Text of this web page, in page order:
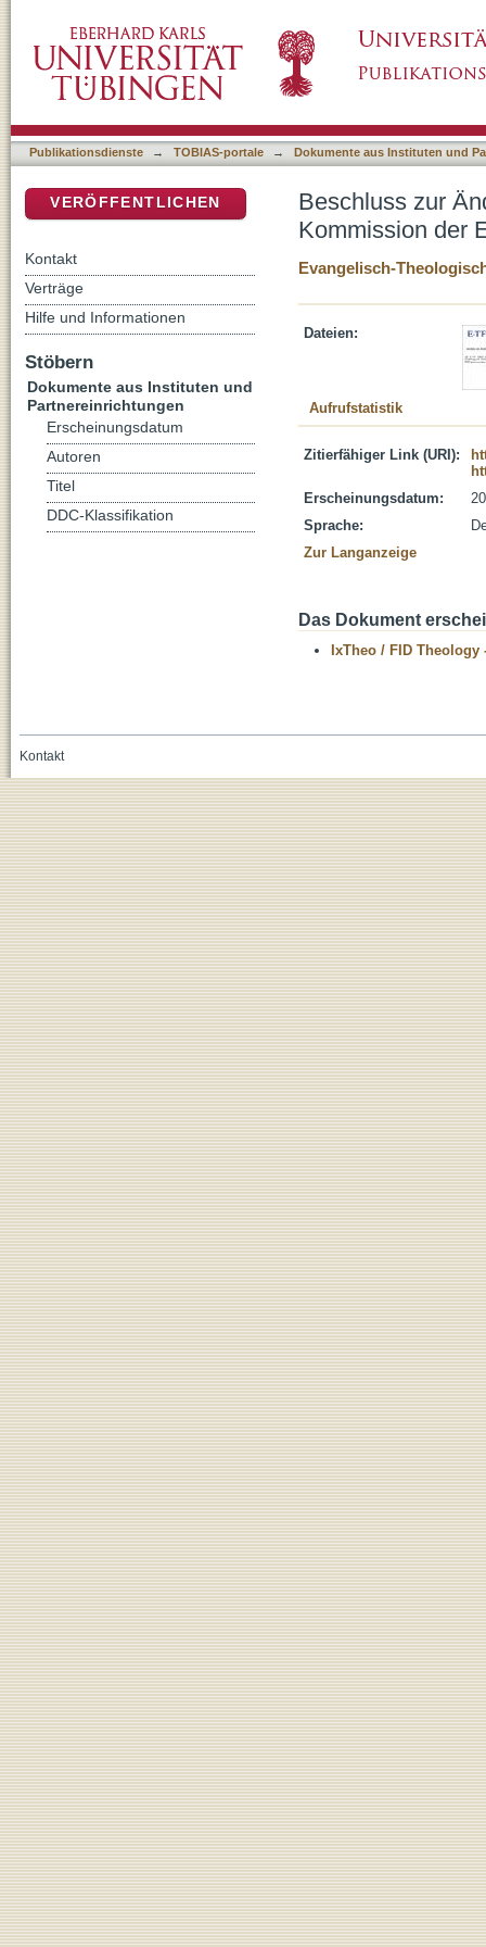
9 : Mainz 2022
Publikationsdienste → TOBIAS-portale → Dokumente aus Instituten und
Beschluss zur
Kommission der
Evangelisch-
Dateien:
Aufrufstatistik
Zitierfähiger Link (URI):
Erscheinungsdatum:
Sprache:
Zur Langanzeige
Das Dokument
IxTheo / FID Theology
VERÖFFENTLICHEN
Kontakt
Verträge
Hilfe und Informationen
Stöbern
Dokumente aus Instituten und
Partnereinrichtungen
Erscheinungsdatum
Autoren
Titel
DDC-Klassifikation
Kontakt